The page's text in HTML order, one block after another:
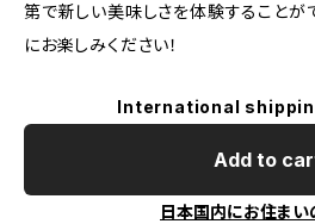
第で新しい美味しさを体験することが
にお楽しみください！
International
Add to
日本国内にお住まい